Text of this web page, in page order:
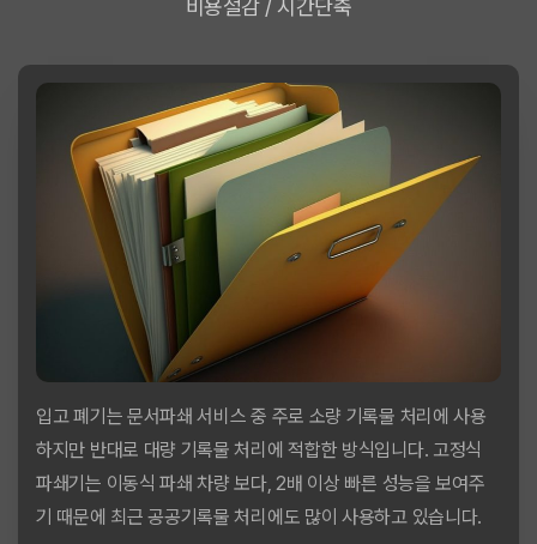
비용절감 / 시간단축
입고 폐기는 문서파쇄 서비스 중 주로 소량 기록물 처리에 사용
하지만 반대로 대량 기록물 처리에 적합한 방식입니다. 고정식
파쇄기는 이동식 파쇄 차량 보다, 2배 이상 빠른 성능을 보여주
기 때문에 최근 공공기록물 처리에도 많이 사용하고 있습니다.